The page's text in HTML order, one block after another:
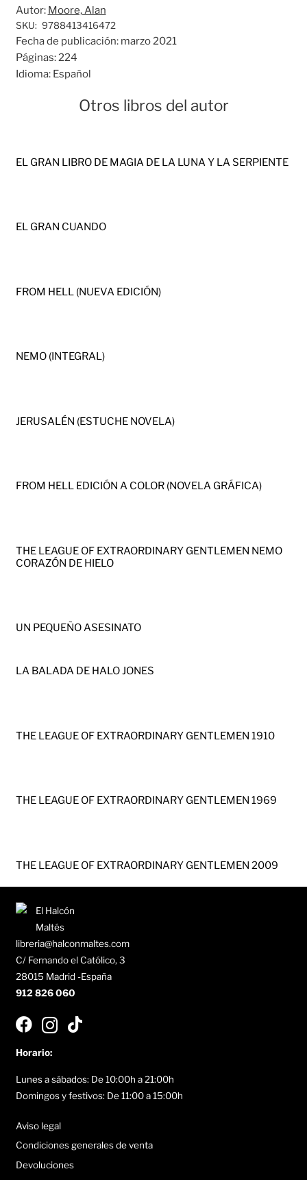
Autor: Moore, Alan
SKU: 9788413416472
Fecha de publicación: marzo 2021
Páginas:224
Idioma: Español
Otros libros del autor
EL GRAN LIBRO DE MAGIA DE LA LUNA Y LA SERPIENTE
EL GRAN CUANDO
FROM HELL (NUEVA EDICIÓN)
NEMO (INTEGRAL)
JERUSALÉN (ESTUCHE NOVELA)
FROM HELL EDICIÓN A COLOR (NOVELA GRÁFICA)
THE LEAGUE OF EXTRAORDINARY GENTLEMEN NEMO
CORAZÓN DE HIELO
UN PEQUEÑO ASESINATO
LA BALADA DE HALO JONES
THE LEAGUE OF EXTRAORDINARY GENTLEMEN 1910
THE LEAGUE OF EXTRAORDINARY GENTLEMEN 1969
THE LEAGUE OF EXTRAORDINARY GENTLEMEN 2009
libreria@halconmaltes.com
C/ Fernando el Católico, 3
28015 Madrid -España
912 826 060
Horario:
Lunes a sábados: De 10:00h a 21:00h
Domingos y festivos: De 11:00 a 15:00h
Aviso legal
Condiciones generales de venta
Devoluciones